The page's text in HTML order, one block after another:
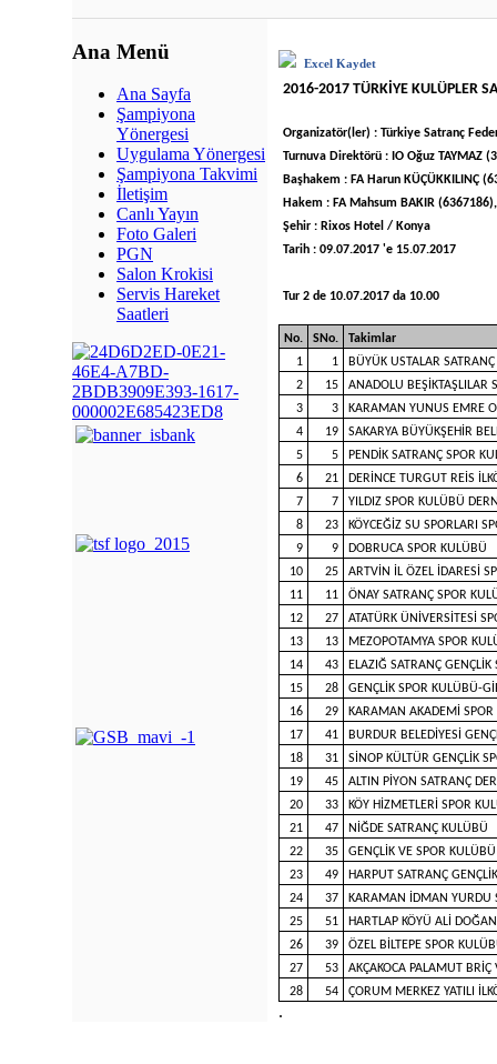
Ana Menü
Ana Sayfa
Şampiyona
Yönergesi
Uygulama Yönergesi
Şampiyona Takvimi
İletişim
Canlı Yayın
Foto Galeri
PGN
Salon Krokisi
Servis Hareket
Saatleri
Excel Kaydet
2016-2017 TÜRKİYE KULÜPLER
Organizatör(ler) : Türkiye Satranç
Turnuva Direktörü : IO Oğuz TAYMAZ
Başhakem : FA Harun KÜÇÜKKILINÇ
Hakem : FA Mahsum BAKIR
Şehir : Rixos Hotel / Konya
Tarih : 09.07.2017 'e 15.07.2017
Tur 2 de 10.07.2017 da 10.00
No. SNo.
Takimlar
1
1
BÜYÜK USTALAR
2
15
ANADOLU BEŞİKTAŞLILAR
3
3
KARAMAN YUNUS EMRE
4
19
SAKARYA BÜYÜKŞEHİR
5
5
PENDİK SATRANÇ SPOR
6
21
DERİNCE TURGUT REİS
7
7
YILDIZ SPOR KULÜBÜ
8
23
KÖYCEĞİZ SU SPORLARI
9
9
DOBRUCA SPOR KULÜBÜ
10
25
ARTVİN İL ÖZEL İDARESİ
11
11
ÖNAY SATRANÇ SPOR
12
27
ATATÜRK ÜNİVERSİTESİ
13
13
MEZOPOTAMYA SPOR
14
43
ELAZIĞ SATRANÇ
15
28
GENÇLİK SPOR KULÜBÜ-
16
29
KARAMAN AKADEMİ
17
41
BURDUR BELEDİYESİ
18
31
SİNOP KÜLTÜR GENÇLİK
19
45
ALTIN PİYON SATRANÇ
20
33
KÖY HİZMETLERİ SPOR
21
47
NİĞDE SATRANÇ KULÜBÜ
22
35
GENÇLİK VE SPOR KULÜBÜ
23
49
HARPUT SATRANÇ
24
37
KARAMAN İDMAN YURDU
25
51
HARTLAP KÖYÜ ALİ
26
39
ÖZEL BİLTEPE SPOR
27
53
AKÇAKOCA PALAMUT
28
54 ÇORUM MERKEZ YATILI
.